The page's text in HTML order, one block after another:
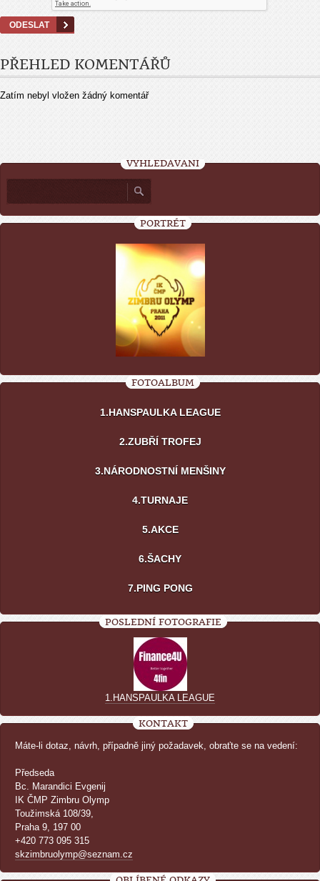
PŘEHLED KOMENTÁŘŮ
Zatím nebyl vložen žádný komentář
VYHLEDÁVÁNÍ
PORTRÉT
FOTOALBUM
1.HANSPAULKA LEAGUE
2.ZUBŘÍ TROFEJ
3.NÁRODNOSTNÍ MENŠINY
4.TURNAJE
5.AKCE
6.ŠACHY
7.PING PONG
POSLEDNÍ FOTOGRAFIE
1.HANSPAULKA LEAGUE
KONTAKT
Máte-li dotaz, návrh, případně jiný požadavek, obraťte se na vedení:
Předseda
Bc. Marandici Evgenij
IK ČMP Zimbru Olymp
Toužimská 108/39,
Praha 9, 197 00
+420 773 095 315
skzimbruolymp@seznam.cz